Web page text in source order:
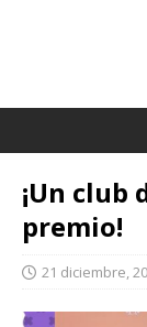
¡Un club
premio!
21 diciembre,